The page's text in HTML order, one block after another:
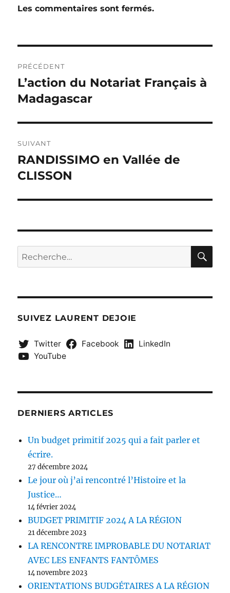
Les commentaires sont fermés.
de
l’article
PRÉCÉDENT
Publication
précédente :
L’action du Notariat Français à
Madagascar
SUIVANT
Publication
suivante :
RANDISSIMO en Vallée de
CLISSON
Recherche
pour :
SUIVEZ LAURENT DEJOIE
Twitter Facebook
LinkedIn
YouTube
DERNIERS ARTICLES
Un budget primitif 2025 qui a fait parler et
écrire.
27 décembre 2024
Le jour où j’ai rencontré l’Histoire et la
Justice…
14 février 2024
BUDGET PRIMITIF 2024 A LA RÉGION
21 décembre 2023
LA RENCONTRE IMPROBABLE DU NOTARIAT
AVEC LES ENFANTS FANTÔMES
14 novembre 2023
ORIENTATIONS BUDGÉTAIRES A LA RÉGION